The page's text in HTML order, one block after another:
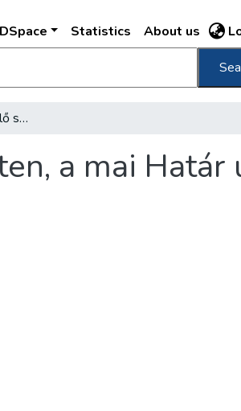
Statistics About us
[Fából készült vízkiemelő szerkezet Kispesten, a mai Határ út környékén]
a mai Határ